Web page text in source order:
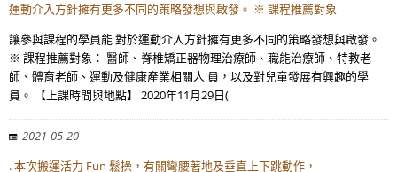
運動介入方針擁有更多不同的策略發想與啟發。 ※ 課程推薦對象
讓參與課程的學員能 對於運動介入方針擁有更多不同的策略發想與啟發。
※ 課程推薦對象： 醫師、脊椎矯正器物理治療師、職能治療師、特教老
師、體育老師、運動及健康產業相關人 員，以及對兒童發展有興趣的學
員。 【上課時間與地點】 2020年11月29日(
2021-05-20
. 本次搬運活力 Fun 鬆操，有關彎腰著地及垂直上下跳動作，